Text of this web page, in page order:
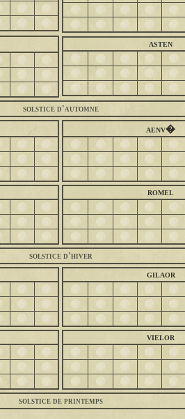
asten
solstice d'automne
aenv�
romel
solstice d'hiver
gilaor
vielor
solstice de printemps